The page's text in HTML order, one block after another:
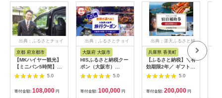
出典：ふるさとチョイ
京都 府京都市
【MKハイヤー観光】
【ミニバン5時間】ド
ライバーとめぐるとっ
ておきの京都観光（3
／21-6／20・10／1-
11／30）
5.0
寄付金額: 108,000 円
出典：ふるさとチョイ
大阪府 大阪市
HISふるさと納税クー
ポン（大阪市）
30,000円分_OS039-
5.0
寄付金額: 100,000 円
出典：楽天ふるさと納
兵庫県 香美町
【ふるさと納税】＼有
効期限2年／ ギフトに
も使える 宿泊補助券
60,000円分 宿泊助成
券 宿泊券 旅 トラベル
旅行券 兵庫県 香美町
5.0
寄付金額: 200,000 円